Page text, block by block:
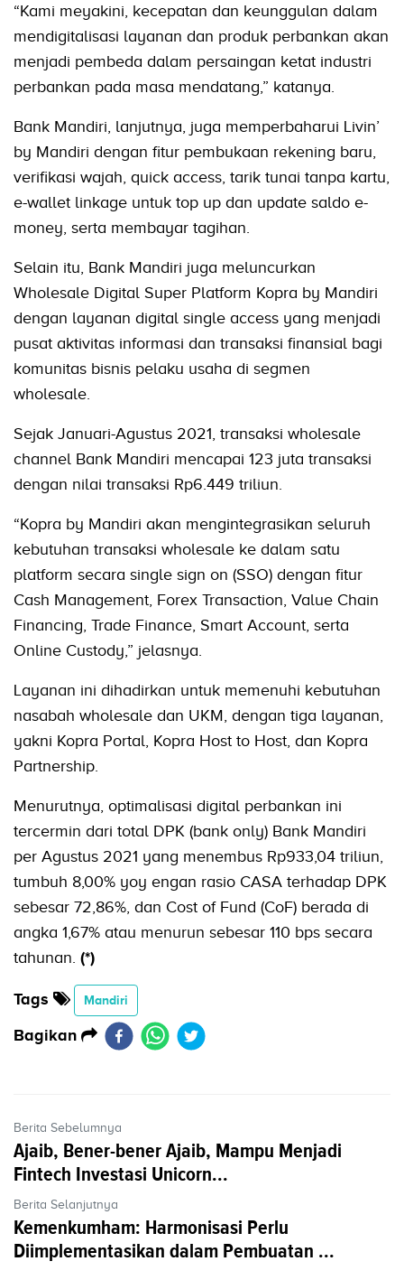
“Kami meyakini, kecepatan dan keunggulan dalam
mendigitalisasi layanan dan produk perbankan akan
menjadi pembeda dalam persaingan ketat industri
perbankan pada masa mendatang,” katanya.
Bank Mandiri, lanjutnya, juga memperbaharui Livin’
by Mandiri dengan fitur pembukaan rekening baru,
verifikasi wajah, quick access, tarik tunai tanpa kartu,
e-wallet linkage untuk top up dan update saldo e-
money, serta membayar tagihan.
Selain itu, Bank Mandiri juga meluncurkan
Wholesale Digital Super Platform Kopra by Mandiri
dengan layanan digital single access yang menjadi
pusat aktivitas informasi dan transaksi finansial bagi
komunitas bisnis pelaku usaha di segmen
wholesale.
Sejak Januari-Agustus 2021, transaksi wholesale
channel Bank Mandiri mencapai 123 juta transaksi
dengan nilai transaksi Rp6.449 triliun.
“Kopra by Mandiri akan mengintegrasikan seluruh
kebutuhan transaksi wholesale ke dalam satu
platform secara single sign on (SSO) dengan fitur
Cash Management, Forex Transaction, Value Chain
Financing, Trade Finance, Smart Account, serta
Online Custody,” jelasnya.
Layanan ini dihadirkan untuk memenuhi kebutuhan
nasabah wholesale dan UKM, dengan tiga layanan,
yakni Kopra Portal, Kopra Host to Host, dan Kopra
Partnership.
Menurutnya, optimalisasi digital perbankan ini
tercermin dari total DPK (bank only) Bank Mandiri
per Agustus 2021 yang menembus Rp933,04 triliun,
tumbuh 8,00% yoy engan rasio CASA terhadap DPK
sebesar 72,86%, dan Cost of Fund (CoF) berada di
angka 1,67% atau menurun sebesar 110 bps secara
tahunan. (*)
Tags Mandiri
Bagikan
Berita Sebelumnya
Ajaib, Bener-bener Ajaib, Mampu Menjadi
Fintech Investasi Unicorn...
Berita Selanjutnya
Kemenkumham: Harmonisasi Perlu
Diimplementasikan dalam Pembuatan ...